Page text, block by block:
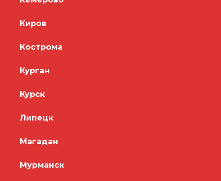
Киров
Кострома
Курган
Курск
Липецк
Магадан
Мурманск